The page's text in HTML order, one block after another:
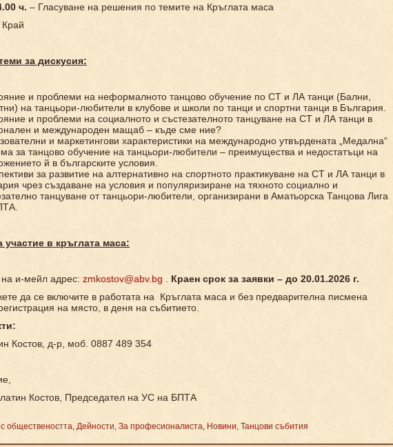
ч. – Гласуване на решения по темите на Кръглата маса
Край
за дискусия:
и проблеми на неформалното танцово обучение по СТ и ЛА танци (Бални,
на танцьори-любители в клубове и школи по танци и спортни танци в България.
и проблеми на социалното и състезателното танцуване на СТ и ЛА танци в
и международен мащаб – къде сме ние?
и маркетингови характеристики на международно утвърдената „Медална“
за танцово обучение на танцьори-любители – преимущества и недостатъци на
й в българските условия.
за развитие на алтернативно на спортното практикуване на СТ и ЛА танци в
чрез създаване на условия и популяризиране на тяхното социално и
танцуване от танцьори-любители, организирани в Аматьорска Танцова Лига
участие в кръглата маса:
и-мейл адрес: zmkostov@abv.bg
Краен срок за заявки – до 20.01.2026 г.
да се включите в работата на Кръглата маса и без предварителна писмена
на място, в деня на събитието.
Костов, д-р, моб. 0887 489 354
Костов, Председател на УС на БПТА
обществеността Дейности За професионалиста Новини Танцови събития